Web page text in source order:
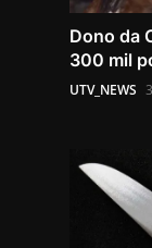
Dono da
300 mil
UTV_NEWS